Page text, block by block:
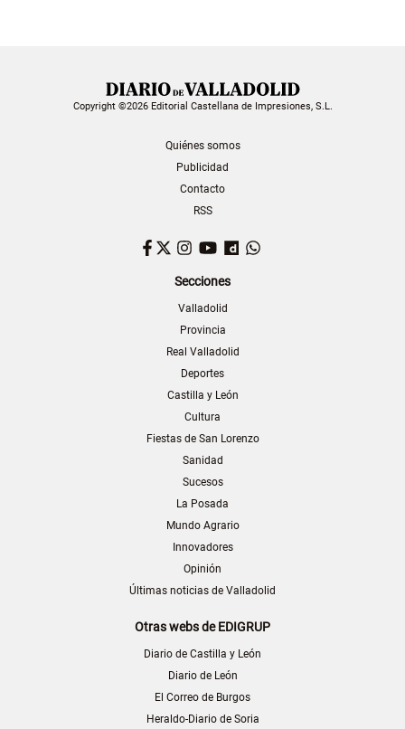
Copyright ©2026 Editorial Castellana de Impresiones, S.L.
Quiénes somos
Publicidad
Contacto
RSS
Facebook
TwitterInstagram
YouTubeDailymotion
Secciones
Valladolid
Provincia
Real Valladolid
Deportes
Castilla y León
Cultura
Fiestas de San Lorenzo
Sanidad
Sucesos
La Posada
Mundo Agrario
Innovadores
Opinión
Últimas noticias de Valladolid
Otras webs de EDIGRUP
Diario de Castilla y León
Diario de León
El Correo de Burgos
Heraldo-Diario de Soria